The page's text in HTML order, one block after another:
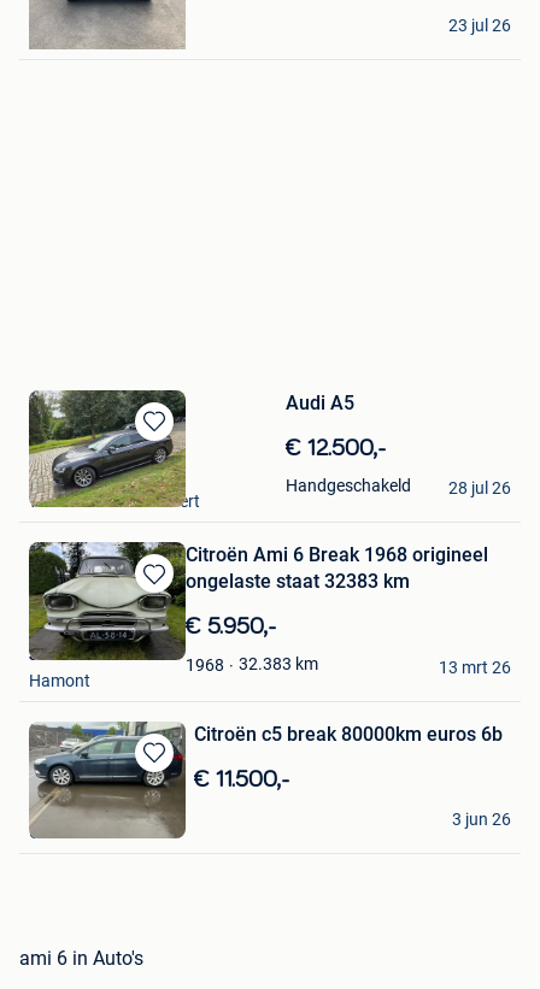
Assesse
23 jul 26
Bewaren
in
Mijn
Favorieten
Audi A5
€ 12.500,-
Handgeschakeld
l'ami
Woluwe-Saint-Lambert
28 jul 26
Bewaren
in
Mijn
Favorieten
Citroën Ami 6 Break 1968 origineel
ongelaste staat 32383 km
€ 5.950,-
1968 32.383 km
Jo
Hamont
13 mrt 26
Bewaren
in
Mijn
Favorieten
Citroën c5 break 80000km euros 6b
€ 11.500,-
Nau pgx
Glain & Partie Ans
3 jun 26
ami 6 in Auto's